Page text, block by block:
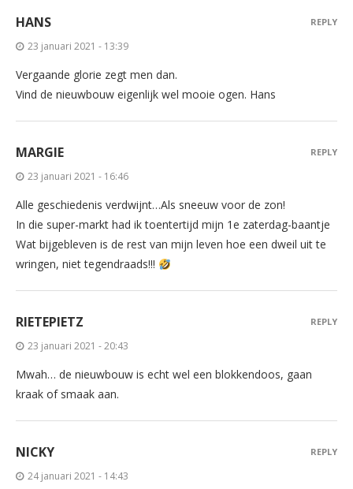
HANS
23 januari 2021 - 13:39
Vergaande glorie zegt men dan.
Vind de nieuwbouw eigenlijk wel mooie ogen. Hans
REPLY
MARGIE
23 januari 2021 - 16:46
Alle geschiedenis verdwijnt…Als sneeuw voor de zon!
In die super-markt had ik toentertijd mijn 1e zaterdag-baantje
Wat bijgebleven is de rest van mijn leven hoe een dweil uit te
wringen, niet tegendraads!!!
REPLY
RIETEPIETZ
23 januari 2021 - 20:43
Mwah… de nieuwbouw is echt wel een blokkendoos, gaan
kraak of smaak aan.
REPLY
NICKY
24 januari 2021 - 14:43
REPLY